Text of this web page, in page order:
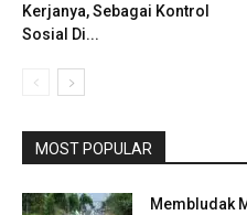
Kerjanya, Sebagai Kontrol
Sosial Di...
MOST POPULAR
Membludak